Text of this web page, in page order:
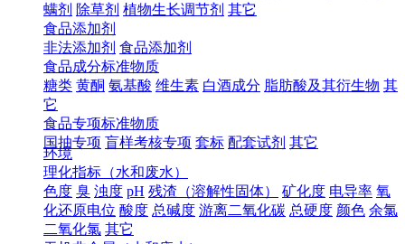
螨剂 除草剂 植物生长调节剂 其它
食品添加剂
非法添加剂 食品添加剂
食品成分标准物质
糖类 黄酮 氨基酸 维生素 白酒成分 脂肪酸及其衍生物 其
它
食品专项标准物质
国抽专项 盲样考核专项 套标 配套试剂 其它
环境
理化指标（水和废水）
色度 臭 浊度 pH 残渣（溶解性固体） 矿化度 电导率 氧
化还原电位 酸度 总碱度 游离二氧化碳 总硬度 颜色 余氯
二氧化氯 其它